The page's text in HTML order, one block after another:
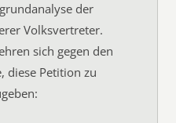
der
Volksvertreter.
sich gegen den
diese Petition zu